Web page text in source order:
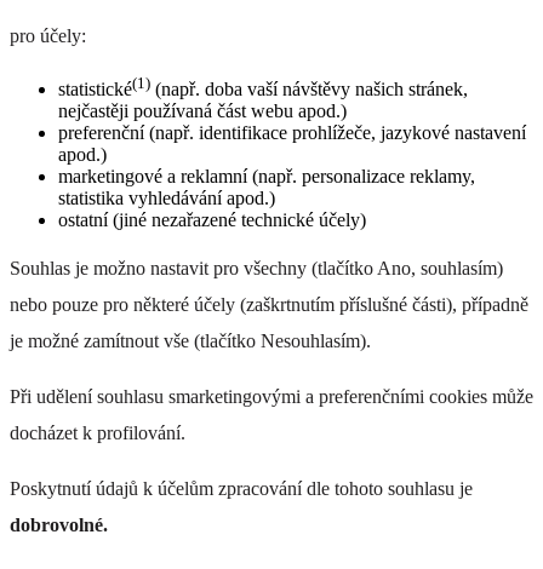
pro účely:
statistické(1) (např. doba vaší návštěvy našich stránek,
nejčastěji používaná část webu apod.)
preferenční (např. identifikace prohlížeče, jazykové nastavení
apod.)
marketingové a reklamní (např. personalizace reklamy,
statistika vyhledávání apod.)
ostatní (jiné nezařazené technické účely)
Souhlas je možno nastavit pro všechny (tlačítko Ano, souhlasím)
nebo pouze pro některé účely (zaškrtnutím příslušné části), případně
je možné zamítnout vše (tlačítko Nesouhlasím).
Při udělení souhlasu smarketingovými a preferenčními cookies může
docházet k profilování.
Poskytnutí údajů k účelům zpracování dle tohoto souhlasu je
dobrovolné.